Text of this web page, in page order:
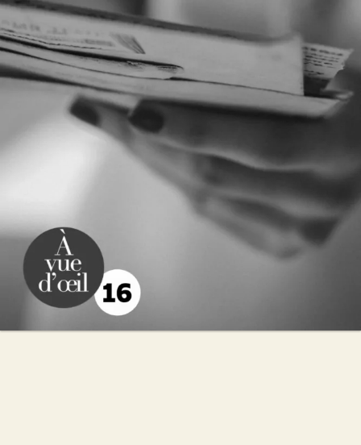
Lettres d’un inconnu
Marie de Palet